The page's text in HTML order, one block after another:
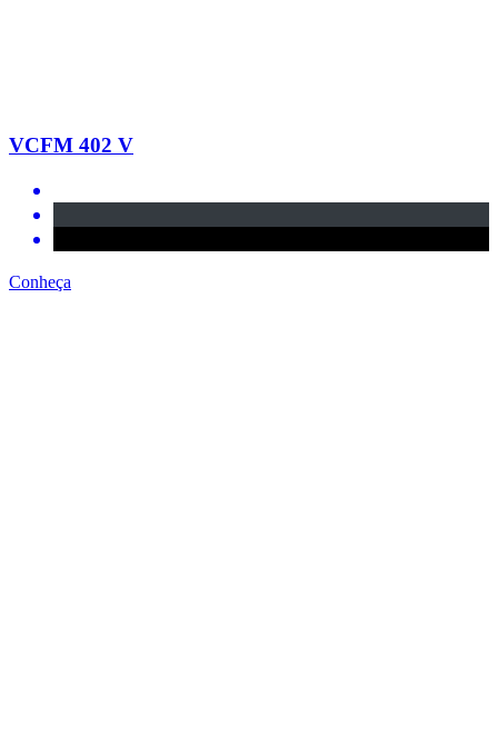
VCFM 402 V
Conheça